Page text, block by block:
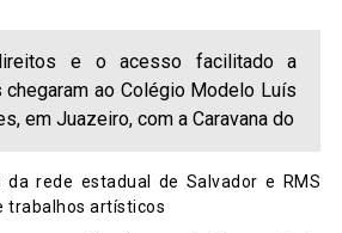
e o acesso facilitado a
ao Colégio Modelo Luís
em Juazeiro, com a Caravana do
da rede estadual de Salvador e RMS
trabalhos artísticos